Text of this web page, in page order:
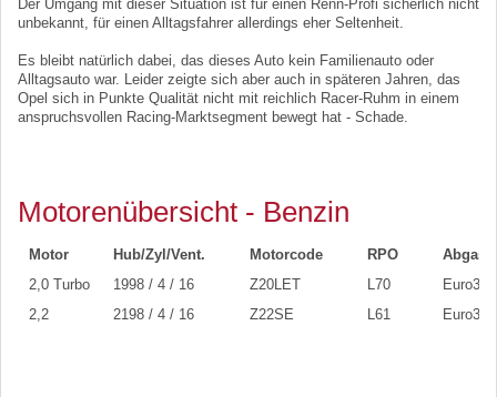
Der Umgang mit dieser Situation ist für einen Renn-Profi sicherlich nicht
unbekannt, für einen Alltagsfahrer allerdings eher Seltenheit.
Es bleibt natürlich dabei, das dieses Auto kein Familienauto oder
Alltagsauto war. Leider zeigte sich aber auch in späteren Jahren, das
Opel sich in Punkte Qualität nicht mit reichlich Racer-Ruhm in einem
anspruchsvollen Racing-Marktsegment bewegt hat - Schade.
Motorenübersicht - Benzin
Motor Hub/Zyl/Vent. Motorcode RPO
Abgas
2,0 Turbo
1998 / 4 / 16 Z20LET L70
Euro3/
2,2
2198 / 4 / 16 Z22SE L61 Euro3/